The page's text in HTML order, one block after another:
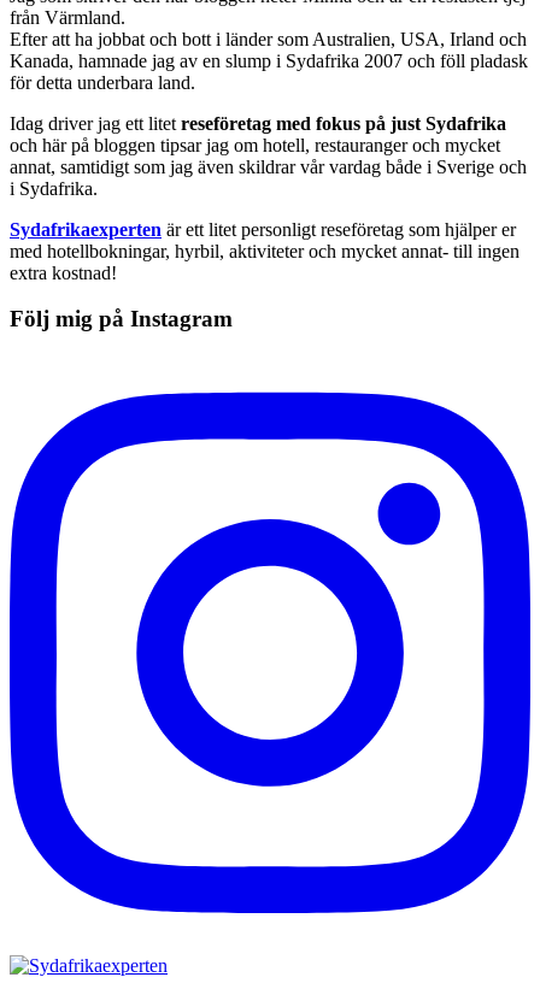
från Värmland.
Efter att ha jobbat och bott i länder som Australien, USA, Irland och
Kanada, hamnade jag av en slump i Sydafrika 2007 och föll pladask
för detta underbara land.
Idag driver jag ett litet reseföretag med fokus på just Sydafrika
och här på bloggen tipsar jag om hotell, restauranger och mycket
annat, samtidigt som jag även skildrar vår vardag både i Sverige och
i Sydafrika.
Sydafrikaexperten är ett litet personligt reseföretag som hjälper er
med hotellbokningar, hyrbil, aktiviteter och mycket annat- till ingen
extra kostnad!
Följ mig på Instagram